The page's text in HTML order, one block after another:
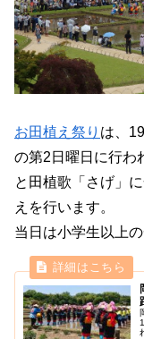
お田植え祭り は、
の第2日曜日に行わ
と田植歌「さげ」
えを行います。
当日は小学生以上